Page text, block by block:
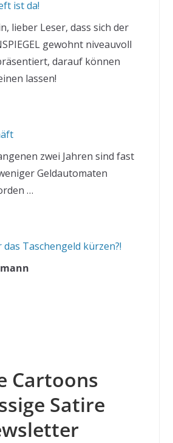
ist da!
lieber Leser, dass sich der
gewohnt niveauvoll
darauf können
lassen!
zwei Jahren sind fast
Geldautomaten
…
Taschengeld kürzen?!
Cartoons
Satire